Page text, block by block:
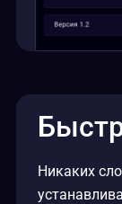
Никаких